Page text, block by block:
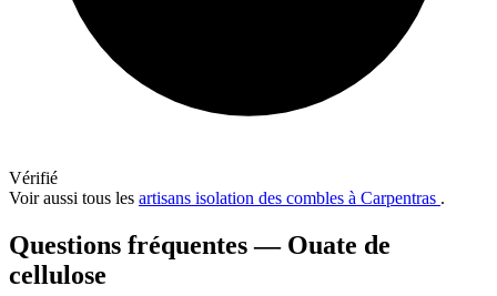
Vérifié
Voir aussi tous les artisans isolation des combles à Carpentras .
Questions fréquentes — Ouate de
cellulose